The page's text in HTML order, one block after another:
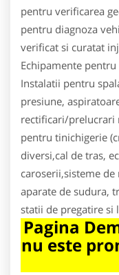
pentru verificarea
pentru diagnoza
verificat si curatat
Echipamente
Instalatii pentru
presiune,
rectificari/prelucrari
pentru tinichigerie
diversi,cal de tras,
caroserii,sisteme
aparate de sudura,
statii de pregatire si
Pagina
nu este